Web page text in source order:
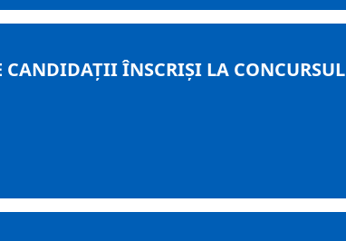
CANDIDAŢII ÎNSCRIŞI LA CONCURSUL